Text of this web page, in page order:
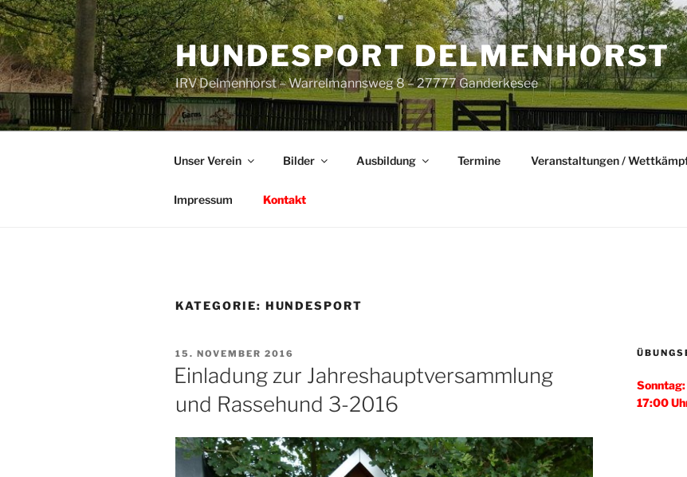
Zum
Inhalt
springen
HUNDESPORT DELMENHORST
IRV Delmenhorst – Warrelmannsweg 8 – 27777 Ganderkesee
Unser Verein Bilder Ausbildung Termine Veranstaltungen /
Impressum Kontakt
KATEGORIE: HUNDESPORT
VERÖFFENTLICHT
AM
15. NOVEMBER 2016
Einladung zur Jahreshauptversammlung
und Rassehund 3-2016
17:00